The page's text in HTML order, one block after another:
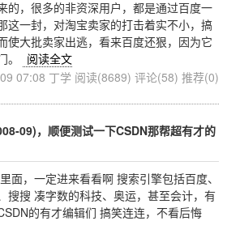
的，很多的非资深用户，都是通过百度一
这一封，对淘宝卖家的打击着实不小，搞
使大批卖家出逃，看来百度还狠，因为它
。
阅读全文
07:08 丁学 阅读(8689) 评论(58) 推荐(0)
09)，顺便测试一下CSDN那帮超有才的
面，一定进来看看啊 搜索引擎包括百度、
搜搜 凑字数的科技、奥运，甚至会计，有
的有才编辑们 搞笑连连，不看后悔